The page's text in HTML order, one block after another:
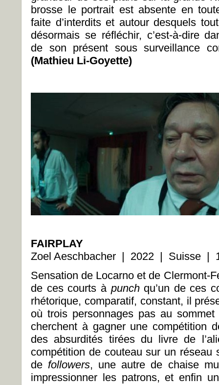
brosse le portrait est absente en
faite d’interdits et autour desquels
désormais se réfléchir, c’est-à-dire
de son présent sous surveillance
(Mathieu Li-Goyette)
FAIRPLAY
Zoel Aeschbacher | 2022 | Suisse |
Sensation de Locarno et de Clermont-
de ces courts à punch qu’un de ces
rhétorique, comparatif, constant, il
où trois personnages pas au
cherchent à gagner une compétition
des absurdités tirées du livre de
compétition de couteau sur un réseau
defollowers, une autre de chaise
impressionner les patrons, et enfin